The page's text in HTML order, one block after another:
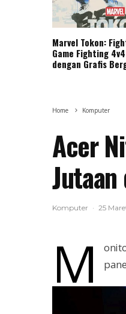
Marvel Tokon:
Game Fighting
dengan Grafis
Home Komputer
Acer
Komputer · 25
M